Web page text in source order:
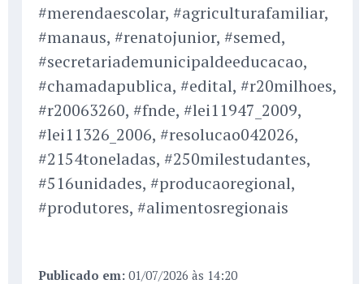
#merendaescolar, #agriculturafamiliar,
#manaus, #renatojunior, #semed,
#secretariademunicipaldeeducacao,
#chamadapublica, #edital, #r20milhoes,
#r20063260, #fnde, #lei11947_2009,
#lei11326_2006, #resolucao042026,
#2154toneladas, #250milestudantes,
#516unidades, #producaoregional,
#produtores, #alimentosregionais
Publicado em: 01/07/2026 às 14:20